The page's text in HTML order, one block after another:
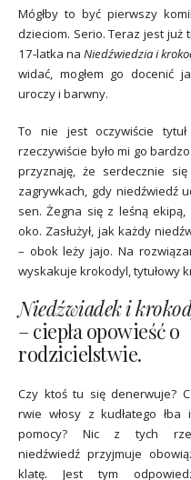
Mógłby to być pierwszy
dzieciom. Serio. Teraz jest już
17‑latka na Niedźwiedzia i
widać, mogłem go docenić
uroczy i barwny.
To nie jest oczywiście
rzeczywiście było mi go
przyznaję, że serdecznie
zagrywkach, gdy niedźwiedź
sen. Żegna się z leśną
oko. Zasłużył, jak każdy
– obok leży jajo. Na
wyskakuje krokodyl, tytułowy
Niedźwiadek i
– ciepła opowieść o
rodzicielstwie.
Czy ktoś tu się denerwuje?
rwie włosy z kudłatego łba
pomocy? Nic z tych
niedźwiedź przyjmuje
klatę. Jest tym